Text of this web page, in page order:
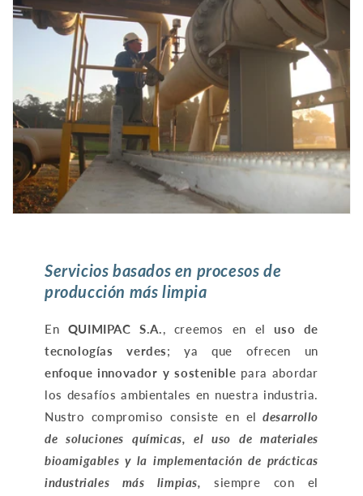
Servicios basados en procesos de
producción más limpia
En QUIMIPAC S.A., creemos en eluso de
tecnologías verdes; ya que ofrecen un
enfoque innovador y sostenible para abordar
los desafíos ambientales en nuestra industria.
Nustro compromiso consiste en el desarrollo
de soluciones químicas, el uso de materiales
bioamigables y la implementación de prácticas
industriales más limpias, siempre con el